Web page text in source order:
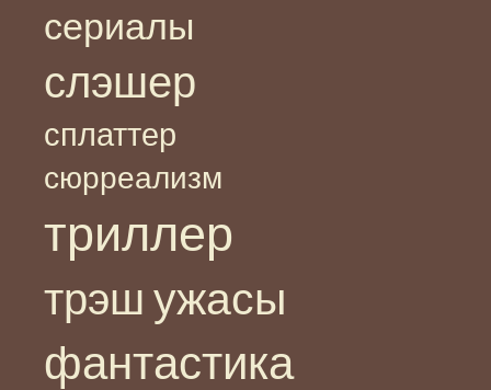
сериалы
слэшер
сплаттер
сюрреализм
триллер
трэш ужасы
фантастика